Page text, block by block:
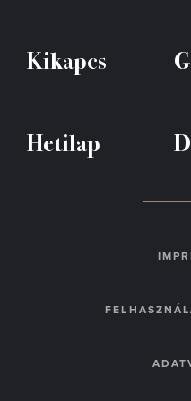
Kikapcs
Hetilap